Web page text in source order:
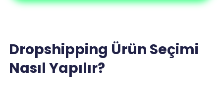
Dropshipping Ürün Seçimi
Nasıl Yapılır?